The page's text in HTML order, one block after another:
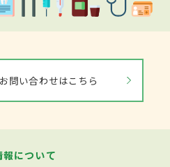
問い合わせはこちら
について